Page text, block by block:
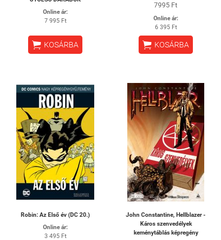
Online ár:
7 995 Ft
 KOSÁRBA
7995 Ft
Online ár:
6 395 Ft
 KOSÁRBA
Robin: Az Első év (DC 20.)
Online ár:
3 495 Ft
John Constantine, Hellblazer -
Káros szenvedélyek
keménytáblás képregény